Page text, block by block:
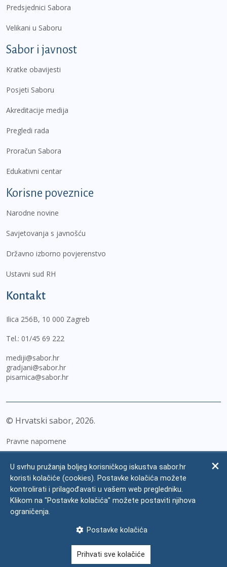
Predsjednici Sabora
Velikani u Saboru
Sabor i javnost
Kratke obavijesti
Posjeti Saboru
Akreditacije medija
Pregledi rada
Proračun Sabora
Edukativni centar
Korisne poveznice
Narodne novine
Savjetovanja s javnošću
Državno izborno povjerenstvo
Ustavni sud RH
Kontakt
Ilica 256B, 10 000 Zagreb
Tel.: 01/45 69 222
mediji@sabor.hr
gradjani@sabor.hr
pisarnica@sabor.hr
© Hrvatski sabor, 2026
Pravne napomene
Zaštita osobnih podataka
Impressum
Česta pitanja
U svrhu pružanja boljeg korisničkog iskustva sabor.hr
koristi kolačiće (cookies). Postavke kolačića možete
kontrolirati i prilagođavati u vašem web pregledniku.
Klikom na "Postavke kolačića" možete postaviti njihova
ograničenja.
Postavke kolačića
Prihvati sve kolačiće